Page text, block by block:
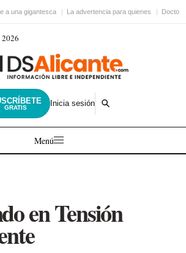
a una gigantesca La advertencia para quienes Doctor
2026
GRATIS Inicia sesión
Menú
en Tensión